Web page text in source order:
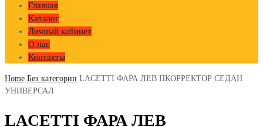
contentГлавная
Каталог
Личный кабинет
О нас
Контакты
Home Без категории LACETTI ФАРА ЛЕВ ПКОРРЕКТОР СЕДАН
УНИВЕРСАЛ
LACETTI ФАРА ЛЕВ